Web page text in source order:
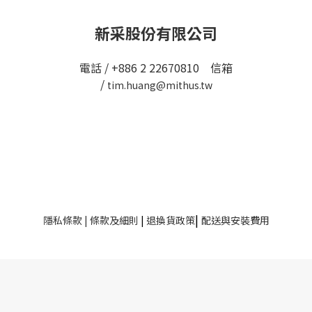
新采股份有限公司
電話 / +886 2 22670810 信箱
/ tim.huang@mithus.tw
隱私條款| 條款及細則 | 退換貨政策| 配送與安裝費用